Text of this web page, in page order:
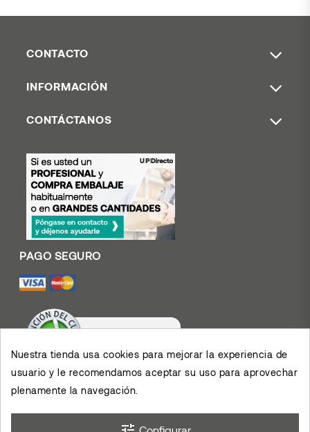
CONTACTO
INFORMACIÓN
CONTÁCTANOS
×
Valoración De Clientes
Muy contento con el
servicio y los productos,
agradezco su eficiencia.
Opinión De Clientes
Nuestra tienda usa cookies para mejorar la experiencia de
usuario y le recomendamos aceptar su uso para aprovechar
plenamente la navegación.